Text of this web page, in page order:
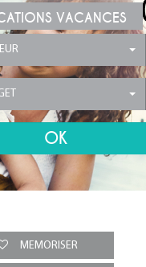
VACANCES
MEMORISER